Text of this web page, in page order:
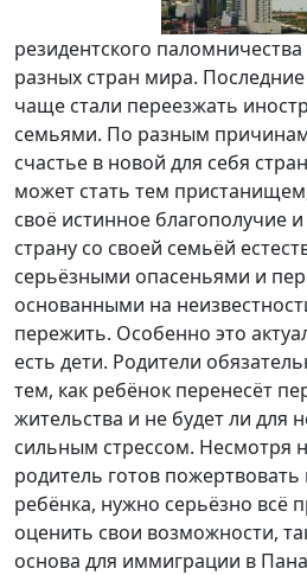
резидентского
разных стран мира.
чаще стали переезжать
семьями. По разным
счастье в новой для себя
может стать тем
своё истинное благополучие
страну со своей семьёй
серьёзными опасеньями и
основанными на
пережить. Особенно это
есть дети. Родители
тем, как ребёнок перенесёт
жительства и не будет ли для
сильным стрессом. Несмотря
родитель готов
ребёнка, нужно серьёзно всё
оценить свои возможности,
основа для иммиграции в